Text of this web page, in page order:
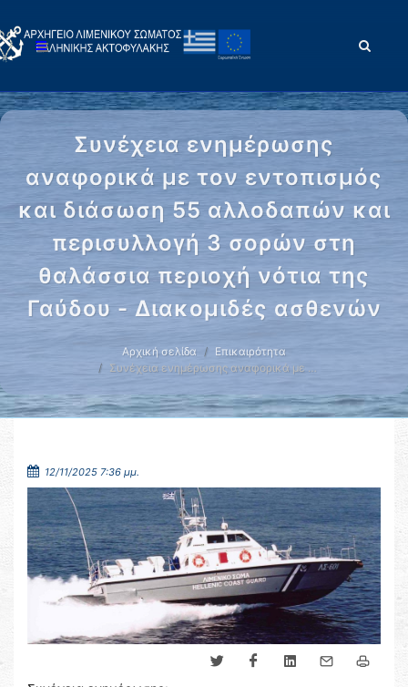
Συνέχεια ενημέρωσης
αναφορικά με τον εντοπισμός
και διάσωση 55 αλλοδαπών και
περισυλλογή 3 σορών στη
θαλάσσια περιοχή νότια της
Γαύδου - Διακομιδές ασθενών
Αρχική σελίδα
Επικαιρότητα
Συνέχεια ενημέρωσης αναφορικά με …
12/11/2025 7:36 μμ.